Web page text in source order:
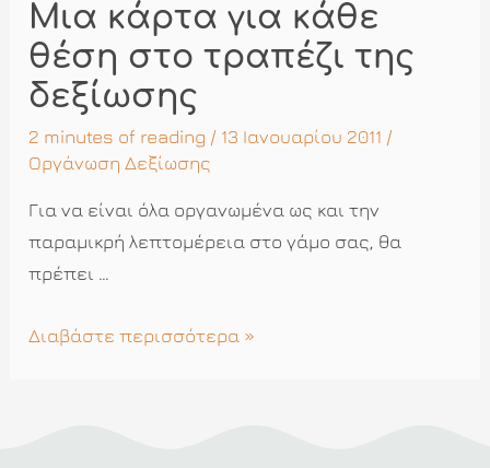
Μια κάρτα για κάθε
θέση στο τραπέζι της
δεξίωσης
2 minutes of reading / 13 Ιανουαρίου 2011 /
Οργάνωση Δεξίωσης
Για να είναι όλα οργανωμένα ως και την
παραμικρή λεπτομέρεια στο γάμο σας, θα
πρέπει …
Μια
Διαβάστε περισσότερα »